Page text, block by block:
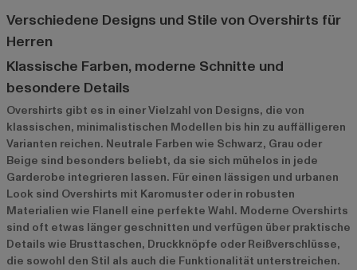
Verschiedene Designs und Stile von Overshirts für
Herren
Klassische Farben, moderne Schnitte und
besondere Details
Overshirts gibt es in einer Vielzahl von Designs, die von
klassischen, minimalistischen Modellen bis hin zu auffälligeren
Varianten reichen. Neutrale Farben wie Schwarz, Grau oder
Beige sind besonders beliebt, da sie sich mühelos in jede
Garderobe integrieren lassen. Für einen lässigen und urbanen
Look sind Overshirts mit Karomuster oder in robusten
Materialien wie Flanell eine perfekte Wahl. Moderne Overshirts
sind oft etwas länger geschnitten und verfügen über praktische
Details wie Brusttaschen, Druckknöpfe oder Reißverschlüsse,
die sowohl den Stil als auch die Funktionalität unterstreichen.